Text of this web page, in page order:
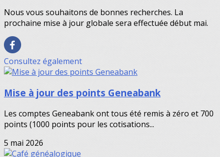
Nous vous souhaitons de bonnes recherches. La
prochaine mise à jour globale sera effectuée début mai.
Consultez également
Mise à jour des points Geneabank
Les comptes Geneabank ont tous été remis à zéro et 700
points (1000 points pour les cotisations...
5 mai 2026